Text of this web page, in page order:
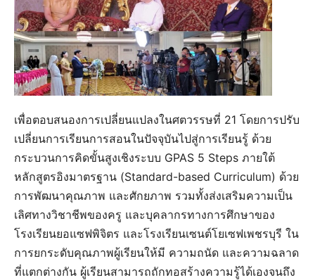
เพื่อตอบสนองการเปลี่ยนแปลงในศตวรรษที่ 21 โดยการปรับ
เปลี่ยนการเรียนการสอนในปัจจุบันไปสู่การเรียนรู้ ด้วย
กระบวนการคิดขั้นสูงเชิงระบบ GPAS 5 Steps ภายใต้
หลักสูตรอิงมาตรฐาน (Standard-based Curriculum) ด้วย
การพัฒนาคุณภาพ และศักยภาพ รวมทั้งส่งเสริมความเป็น
เลิศทางวิชาชีพของครู และบุคลากรทางการศึกษาของ
โรงเรียนยอแซฟพิจิตร และโรงเรียนเซนต์โยเซฟเพชรบุรี ใน
การยกระดับคุณภาพผู้เรียนให้มี ความถนัด และความฉลาด
ที่แตกต่างกัน ผู้เรียนสามารถถักทอสร้างความรู้ได้เองจนถึง